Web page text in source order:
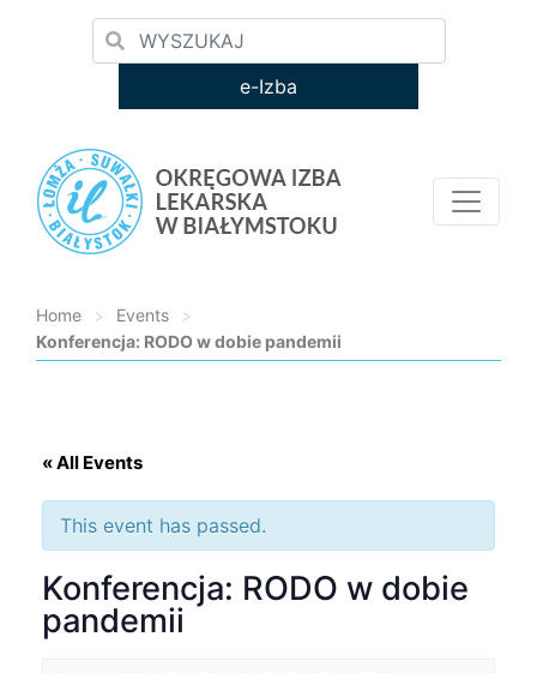
e-Izba
Home > Events
>
Konferencja: RODO w dobie pandemii
« All Events
This event has passed.
Konferencja: RODO w dobie
pandemii